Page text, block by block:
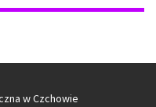
w Czchowie